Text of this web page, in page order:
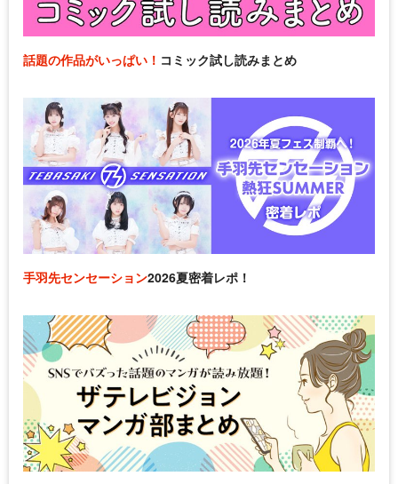
話題の作品がいっぱい！ コミック試し読みまとめ
手羽先センセーション2026夏密着レポ！